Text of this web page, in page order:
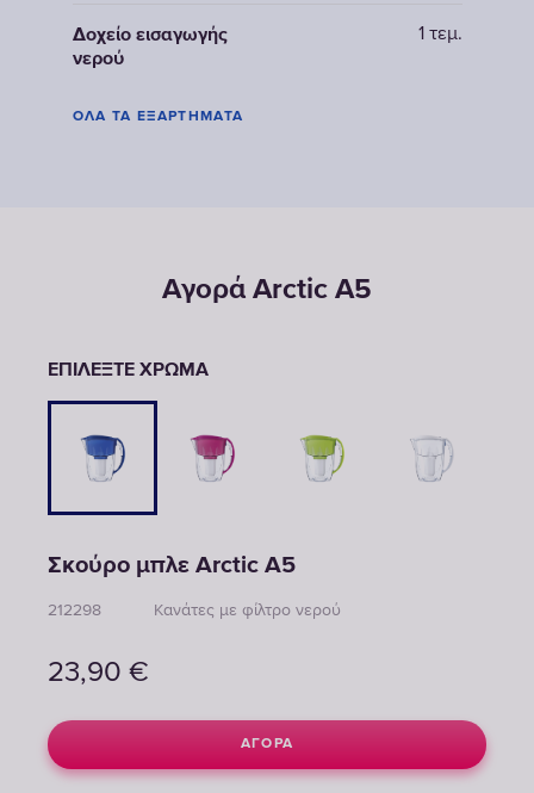
Δοχείο εισαγωγής
νερού
1 τεμ.
ΌΛΑ ΤΑ ΕΞΑΡΤΉΜΑΤΑ
Αγορά Arctic A5
ΕΠΙΛΈΞΤΕ ΧΡΏΜΑ
Σκούρο μπλε Arctic A5
212298 Κανάτες με φίλτρο νερού
23,90 €
ΑΓΟΡΆ